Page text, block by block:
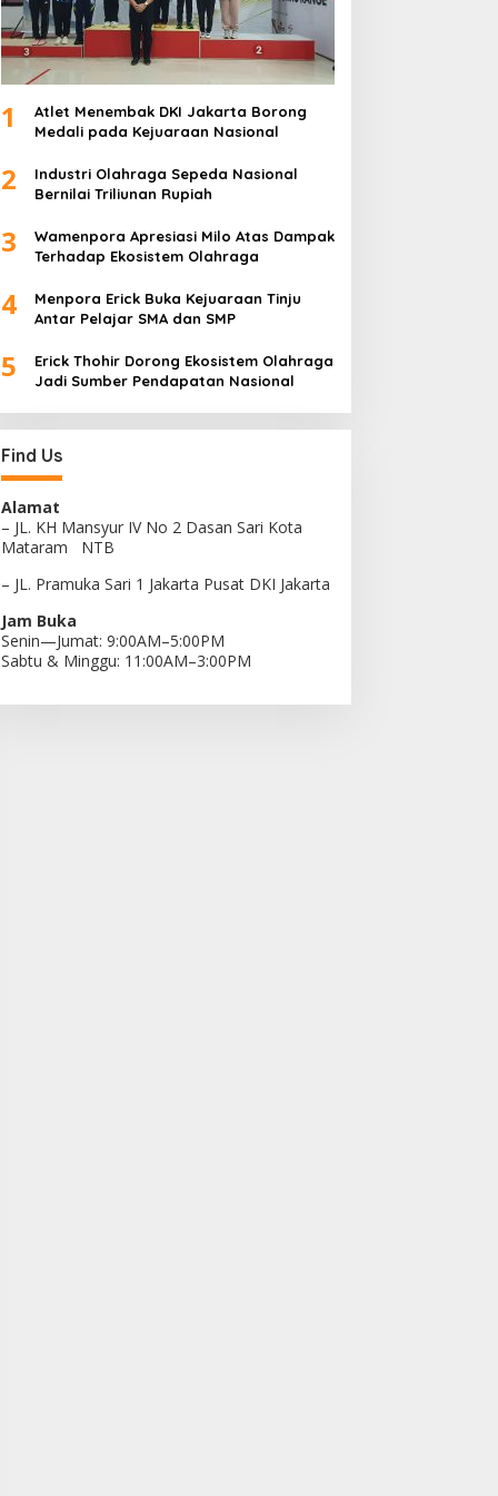
1
Atlet Menembak DKI Jakarta Borong
Medali pada Kejuaraan Nasional
2
Industri Olahraga Sepeda Nasional
Bernilai Triliunan Rupiah
3
Wamenpora Apresiasi Milo Atas Dampak
Terhadap Ekosistem Olahraga
4
Menpora Erick Buka Kejuaraan Tinju
Antar Pelajar SMA dan SMP
5
Erick Thohir Dorong Ekosistem Olahraga
Jadi Sumber Pendapatan Nasional
Find Us
Alamat
– JL. KH Mansyur IV No 2 Dasan Sari Kota
Mataram NTB
– JL. Pramuka Sari 1 Jakarta Pusat DKI Jakarta
Jam Buka
Senin—Jumat: 9:00AM–5:00PM
Sabtu & Minggu: 11:00AM–3:00PM